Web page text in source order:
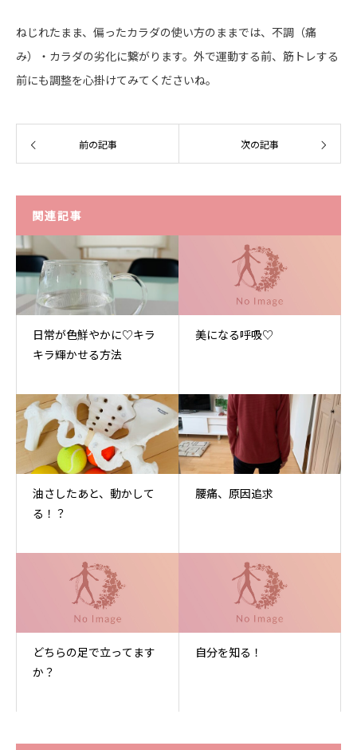
ねじれたまま、偏ったカラダの使い方のままでは、不調（痛
み）・カラダの劣化に繋がります。外で運動する前、筋トレする
前にも調整を心掛けてみてくださいね。
前の記事 次の記事
関連記事
日常が色鮮やかに♡キラ
キラ輝かせる方法
美になる呼吸♡
油さしたあと、動かして
る！？
腰痛、原因追求
どちらの足で立ってます
か？
自分を知る！